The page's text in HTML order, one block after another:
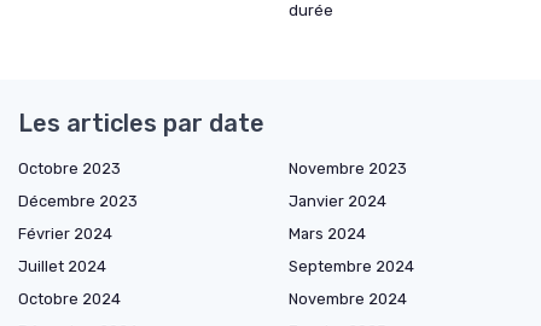
durée
Les articles par date
Octobre 2023
Novembre 2023
Décembre 2023
Janvier 2024
Février 2024
Mars 2024
Juillet 2024
Septembre 2024
Octobre 2024
Novembre 2024